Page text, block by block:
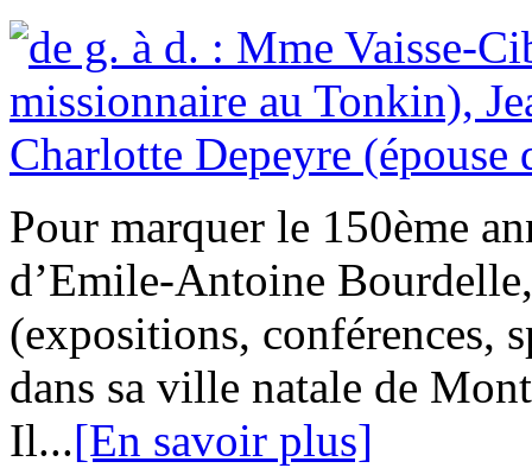
Pour marquer le 150ème
d’Emile-Antoine
(expositions, conférences,
dans sa ville natale de
Il...[En savoir plus]